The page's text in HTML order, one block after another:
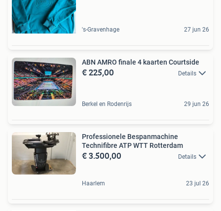
's-Gravenhage 27 jun 26
ABN AMRO finale 4 kaarten Courtside
€ 225,00 Details
Berkel en Rodenrijs 29 jun 26
Professionele Bespanmachine
Technifibre ATP WTT Rotterdam
€ 3.500,00 Details
Haarlem 23 jul 26